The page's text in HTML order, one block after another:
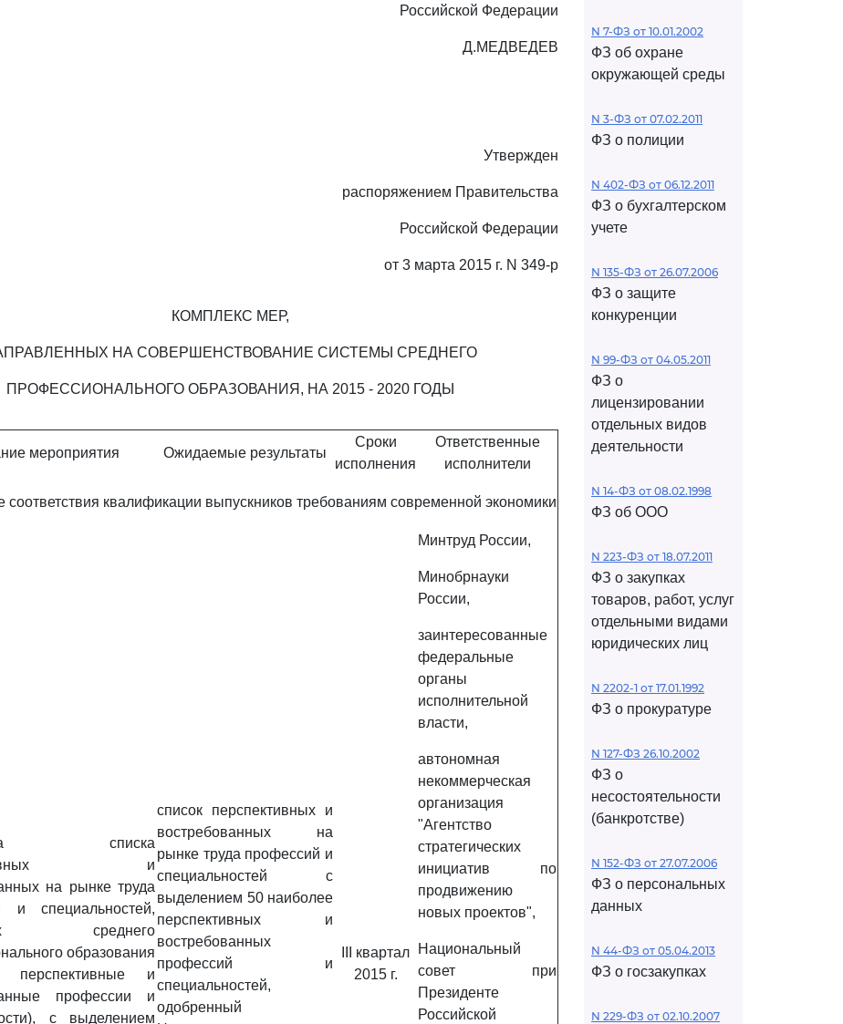
Российской Федерации
Д.МЕДВЕДЕВ
Утвержден
распоряжением Правительства
Российской Федерации
от 3 марта 2015 г. N 349-р
КОМПЛЕКС МЕР,
НА СОВЕРШЕНСТВОВАНИЕ СИСТЕМЫ СРЕДНЕГО
ПРОФЕССИОНАЛЬНОГО ОБРАЗОВАНИЯ, НА 2015 - 2020 ГОДЫ
мероприятия Ожидаемые результаты
Сроки
исполнения
Ответственные
исполнители
соответствия квалификации выпускников требованиям современной экономики
списка
и
на рынке труда
и специальностей,
среднего
образования
и
профессии и
с выделением
список перспективных и
востребованных на
рынке труда профессий и
специальностей с
выделением 50 наиболее
перспективных и
востребованных
профессий и
специальностей,
одобренный
III квартал
2015 г.
Минтруд России,
Минобрнауки
России,
заинтересованные
федеральные
органы
исполнительной
власти,
автономная
некоммерческая
организация
"Агентство
стратегических
инициатив по
продвижению
новых проектов",
Национальный
совет при
Президенте
Российской
N 7-ФЗ от 10.01.2002
ФЗ об охране
окружающей среды
N 3-ФЗ от 07.02.2011
ФЗ о полиции
N 402-ФЗ от 06.12.2011
ФЗ о бухгалтерском
учете
N 135-ФЗ от 26.07.2006
ФЗ о защите
конкуренции
N 99-ФЗ от 04.05.2011
ФЗ о
лицензировании
отдельных видов
деятельности
N 14-ФЗ от 08.02.1998
ФЗ об ООО
N 223-ФЗ от 18.07.2011
ФЗ о закупках
товаров, работ, услуг
отдельными видами
юридических лиц
N 2202-1 от 17.01.1992
ФЗ о прокуратуре
N 127-ФЗ 26.10.2002
ФЗ о
несостоятельности
(банкротстве)
N 152-ФЗ от 27.07.2006
ФЗ о персональных
данных
N 44-ФЗ от 05.04.2013
ФЗ о госзакупках
N 229-ФЗ от 02.10.2007